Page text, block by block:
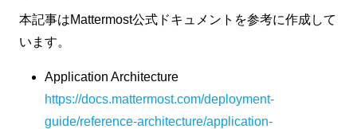
本記事はMattermost公式ドキュメントを参考に作成して
います。
Application Architecture
https://docs.mattermost.com/deployment-
guide/reference-architecture/application-